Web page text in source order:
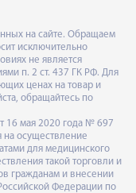
на сайте. Обращаем
исключительно
не является
п. 2 ст. 437 ГК РФ. Для
ценах на товар и
обращайтесь по
16 мая 2020 года № 697
осуществление
для медицинского
такой торговли и
гражданам и внесении
Федерации по